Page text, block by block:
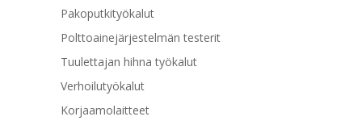
Pakoputkityökalut
Polttoainejärjestelmän testerit
Tuulettajan hihna työkalut
Verhoilutyökalut
Korjaamolaitteet